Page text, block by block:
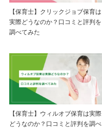
【保育士】クリックジョブ保育は
実際どうなのか？口コミと評判を
調べてみた
【保育士】ウィルオブ保育は実際
どうなのか？口コミと評判を調べ